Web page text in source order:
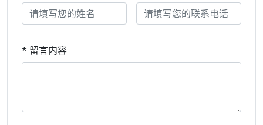
* 留言内容